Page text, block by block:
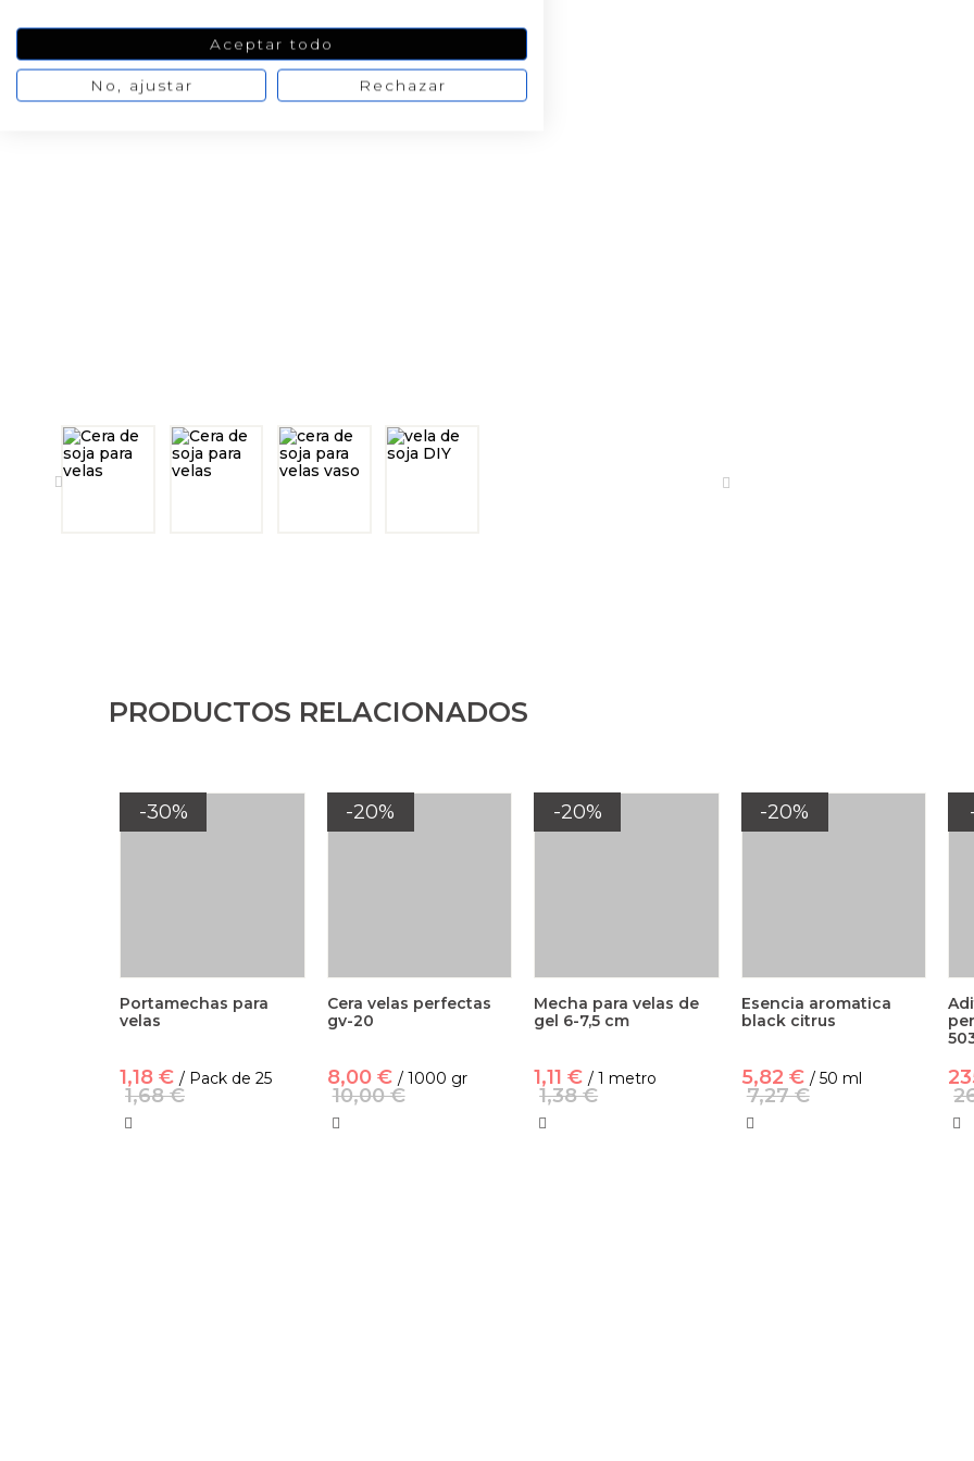
PRODUCTOS RELACIONADOS
-30%
Portamechas para
velas
1,18 € / Pack de 25
1,68 €
-20%
Cera velas perfectas
gv-20
8,00 € / 1000 gr
10,00 €
-20%
Mecha para velas de
gel 6-7,5 cm
1,11 € / 1 metro
1,38 €
-20%
Esencia aromatica
black citrus
5,82 € / 50 ml
7,27 €
Aceptar todo
No, ajustar Rechazar